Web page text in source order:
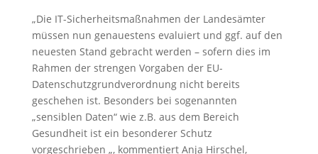
„Die IT-Sicherheitsmaßnahmen der Landesämter
müssen nun genauestens evaluiert und ggf. auf den
neuesten Stand gebracht werden – sofern dies im
Rahmen der strengen Vorgaben der EU-
Datenschutzgrundverordnung nicht bereits
geschehen ist. Besonders bei sogenannten
„sensiblen Daten“ wie z.B. aus dem Bereich
Gesundheit ist ein besonderer Schutz
vorgeschrieben „, kommentiert Anja Hirschel,